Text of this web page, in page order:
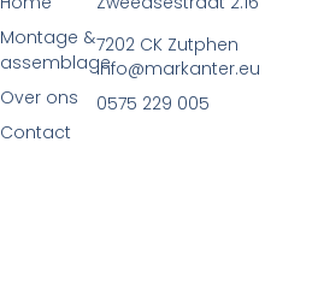
Montage &
assemblage
Over ons
Contact
7202 CK Zutphen
info@markanter.eu
0575 229 005